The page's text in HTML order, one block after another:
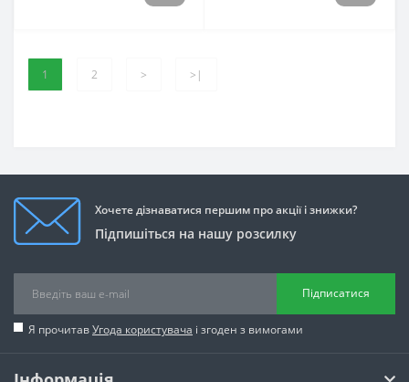
1 2 > >|
Хочете дізнаватися першим про акції і знижки?
Підпишіться на нашу розсилку
Підписатися
Я прочитавУгода користувача і згоден з вимогами